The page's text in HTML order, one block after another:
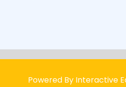
Powered By Interactive